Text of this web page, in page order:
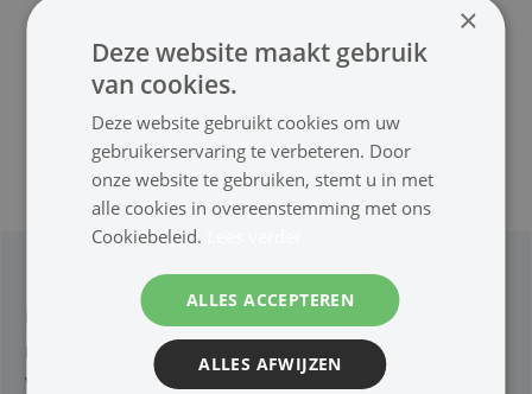
Klantenservice
Retouren en Defecten
Voorwaarden
×
Deze website maakt gebruik
van cookies.
Deze website gebruikt cookies om uw
gebruikerservaring te verbeteren. Door
onze website te gebruiken, stemt u in met
alle cookies in overeenstemming met ons
Cookiebeleid.
ALLES ACCEPTEREN
ALLES AFWIJZEN